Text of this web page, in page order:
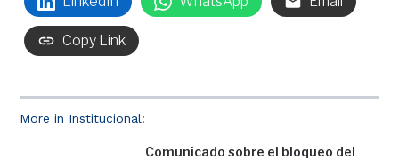
More in Institucional:
Comunicado sobre el bloqueo del
Copy Link